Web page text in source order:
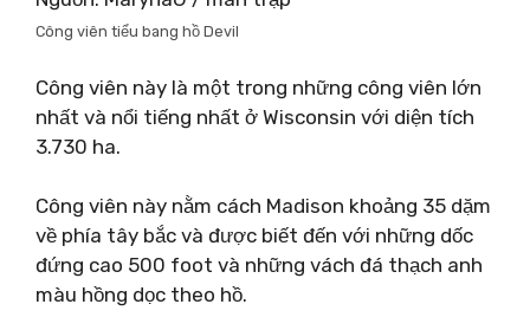
Công viên tiểu bang hồ Devil
Công viên này là một trong những công viên lớn
nhất và nổi tiếng nhất ở Wisconsin với diện tích
3.730 ha.
Công viên này nằm cách Madison khoảng 35 dặm
về phía tây bắc và được biết đến với những dốc
đứng cao 500 foot và những vách đá thạch anh
màu hồng dọc theo hồ.